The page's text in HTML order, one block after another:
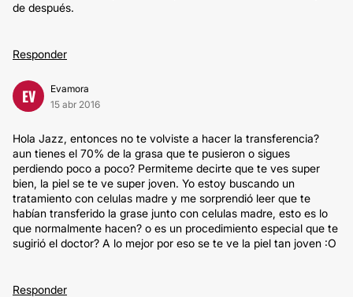
de después.
Responder
EV
Evamora
15 abr 2016
Hola Jazz, entonces no te volviste a hacer la transferencia?
aun tienes el 70% de la grasa que te pusieron o sigues
perdiendo poco a poco? Permiteme decirte que te ves super
bien, la piel se te ve super joven. Yo estoy buscando un
tratamiento con celulas madre y me sorprendió leer que te
habían transferido la grase junto con celulas madre, esto es lo
que normalmente hacen? o es un procedimiento especial que te
sugirió el doctor? A lo mejor por eso se te ve la piel tan joven :O
Responder